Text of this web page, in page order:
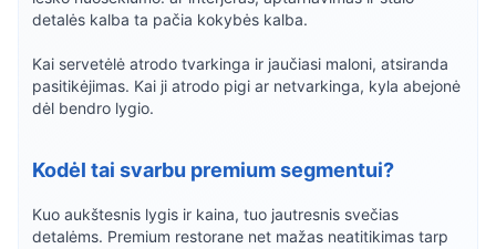
detalės kalba ta pačia kokybės kalba.
Kai servetėlė atrodo tvarkinga ir jaučiasi maloni, atsiranda
pasitikėjimas. Kai ji atrodo pigi ar netvarkinga, kyla abejonė
dėl bendro lygio.
Kodėl tai svarbu premium segmentui?
Kuo aukštesnis lygis ir kaina, tuo jautresnis svečias
detalėms. Premium restorane net mažas neatitikimas tarp